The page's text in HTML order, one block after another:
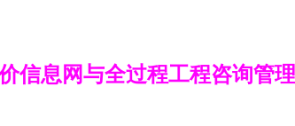
信息网与全过程工程咨询管